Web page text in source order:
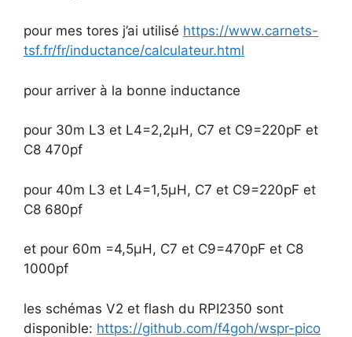
pour mes tores j’ai utilisé https://www.carnets-
tsf.fr/fr/inductance/calculateur.html
pour arriver à la bonne inductance
pour 30m L3 et L4=2,2µH, C7 et C9=220pF et
C8 470pf
pour 40m L3 et L4=1,5µH, C7 et C9=220pF et
C8 680pf
et pour 60m =4,5µH, C7 et C9=470pF et C8
1000pf
les schémas V2 et flash du RPI2350 sont
disponible: https://github.com/f4goh/wspr-pico